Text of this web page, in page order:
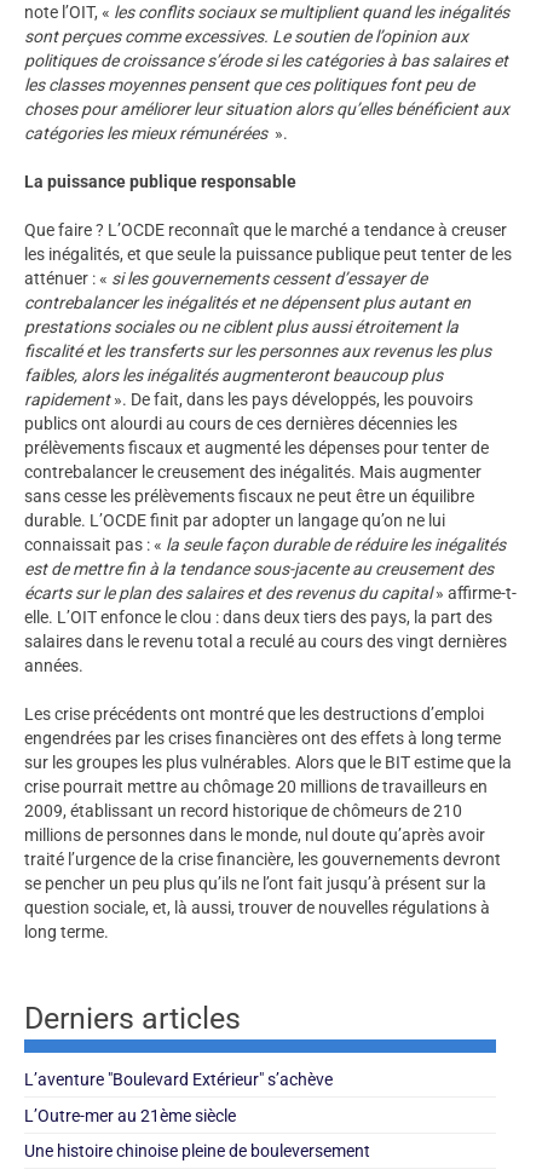
note l’OIT, « les conflits sociaux se multiplient quand les inégalités
sont perçues comme excessives. Le soutien de l’opinion aux
politiques de croissance s’érode si les catégories à bas salaires et
les classes moyennes pensent que ces politiques font peu de
choses pour améliorer leur situation alors qu’elles bénéficient aux
catégories les mieux rémunérées ».
La puissance publique responsable
Que faire ? L’OCDE reconnaît que le marché a tendance à creuser
les inégalités, et que seule la puissance publique peut tenter de les
atténuer : « si les gouvernements cessent d’essayer de
contrebalancer les inégalités et ne dépensent plus autant en
prestations sociales ou ne ciblent plus aussi étroitement la
fiscalité et les transferts sur les personnes aux revenus les plus
faibles, alors les inégalités augmenteront beaucoup plus
rapidement». De fait, dans les pays développés, les pouvoirs
publics ont alourdi au cours de ces dernières décennies les
prélèvements fiscaux et augmenté les dépenses pour tenter de
contrebalancer le creusement des inégalités. Mais augmenter
sans cesse les prélèvements fiscaux ne peut être un équilibre
durable. L’OCDE finit par adopter un langage qu’on ne lui
connaissait pas : « la seule façon durable de réduire les inégalités
est de mettre fin à la tendance sous-jacente au creusement des
écarts sur le plan des salaires et des revenus du capital» affirme-t-
elle. L’OIT enfonce le clou : dans deux tiers des pays, la part des
salaires dans le revenu total a reculé au cours des vingt dernières
années.
Les crise précédents ont montré que les destructions d’emploi
engendrées par les crises financières ont des effets à long terme
sur les groupes les plus vulnérables. Alors que le BIT estime que la
crise pourrait mettre au chômage 20 millions de travailleurs en
2009, établissant un record historique de chômeurs de 210
millions de personnes dans le monde, nul doute qu’après avoir
traité l’urgence de la crise financière, les gouvernements devront
se pencher un peu plus qu’ils ne l’ont fait jusqu’à présent sur la
question sociale, et, là aussi, trouver de nouvelles régulations à
long terme.
Derniers articles
L’aventure "Boulevard Extérieur" s’achève
L’Outre-mer au 21ème siècle
Une histoire chinoise pleine de bouleversement